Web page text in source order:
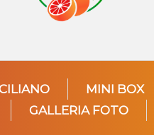
MINI BOX
GALLERIA FOTO